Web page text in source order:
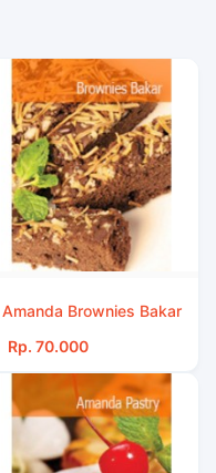
Amanda Brownies Bakar
Rp. 70.000